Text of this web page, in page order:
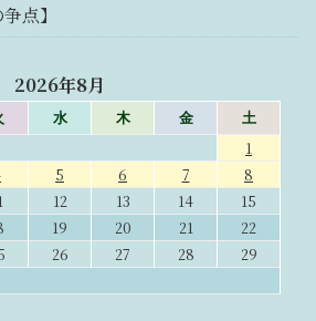
点】
2026年8月
水 木 金 土
1
5 6 7
8
12 13 14
15
19 20 21
22
26 27 28
29